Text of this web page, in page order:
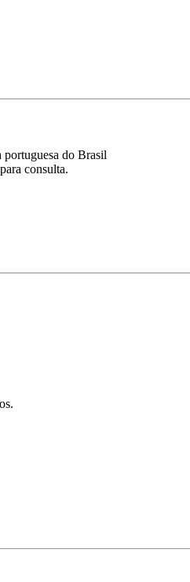
portuguesa do Brasil
consulta.